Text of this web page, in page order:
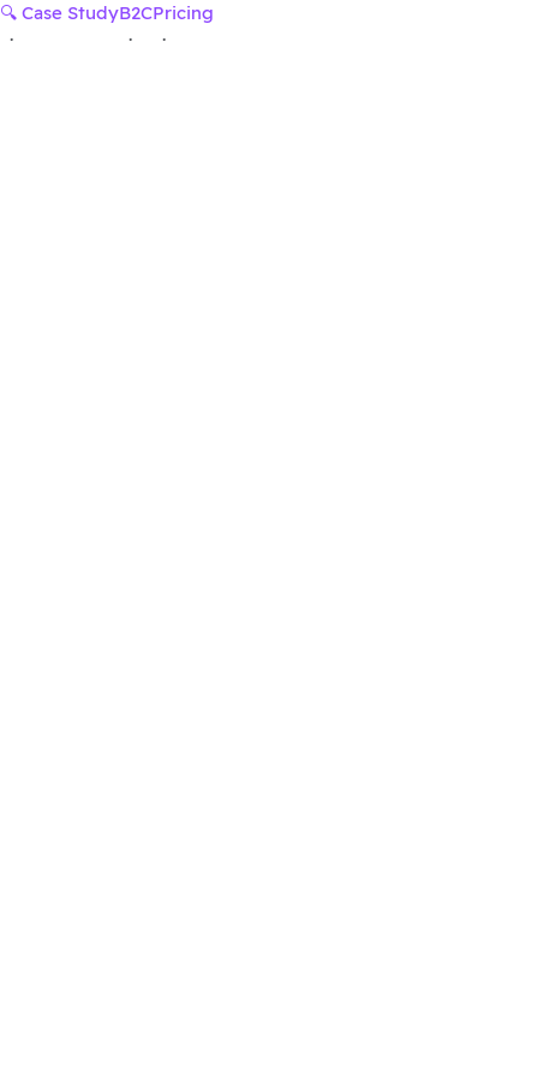
🔍 Case Study
·
B2C
·
Pricing
·